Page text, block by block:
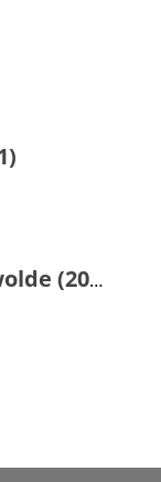
Galerie Paterswolde (2015)